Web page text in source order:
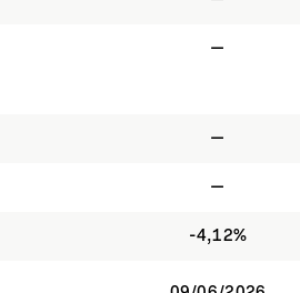
—
—
—
-4,12%